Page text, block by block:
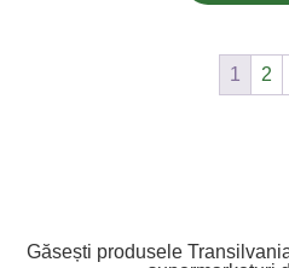
1 2
Găsești produsele